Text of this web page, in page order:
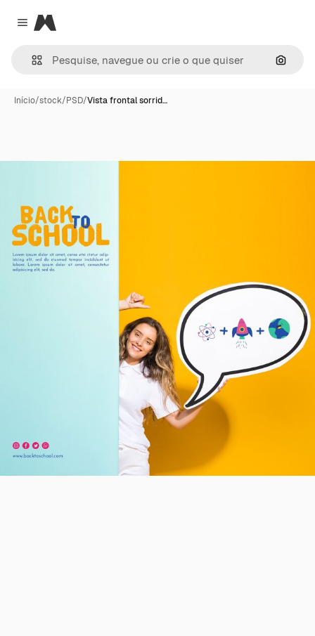
Close menu
Magnific
Início/stock/PSD/Vista frontal sorrid…